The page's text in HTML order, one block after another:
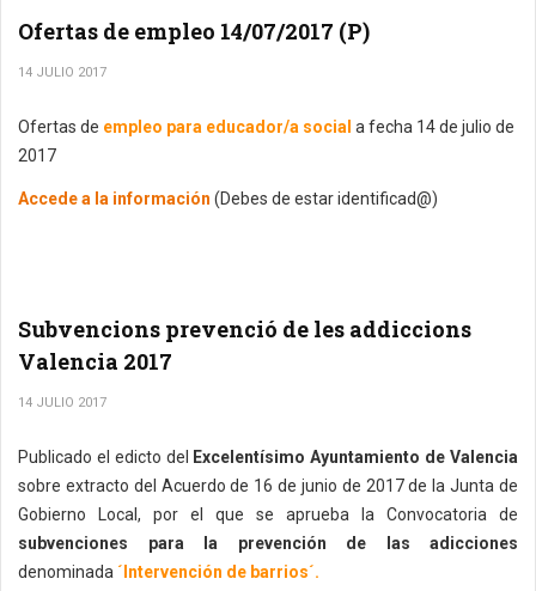
Ofertas de empleo 14/07/2017 (P)
14 JULIO 2017
Ofertas de empleo para educador/a social a fecha 14 de julio de
2017
Accede a la información (Debes de estar identificad@)
Subvencions prevenció de les addiccions
Valencia 2017
14 JULIO 2017
Publicado el edicto del
Excelentísimo Ayuntamiento de Valencia
sobre extracto del Acuerdo de 16 de junio de 2017 de la Junta de
Gobierno Local, por el que se aprueba la Convocatoria de
subvenciones para la prevención de las adicciones
denominada ´Intervención de barrios´.